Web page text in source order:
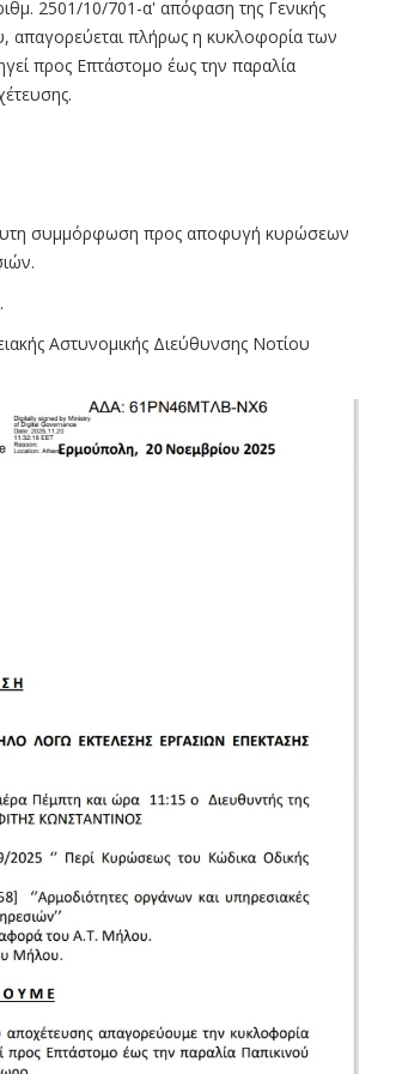
2501/10/701-α' απόφαση της Γενικής
απαγορεύεται πλήρως η κυκλοφορία των
προς Επτάστομο έως την παραλία
συμμόρφωση προς αποφυγή κυρώσεων
Αστυνομικής Διεύθυνσης Νοτίου